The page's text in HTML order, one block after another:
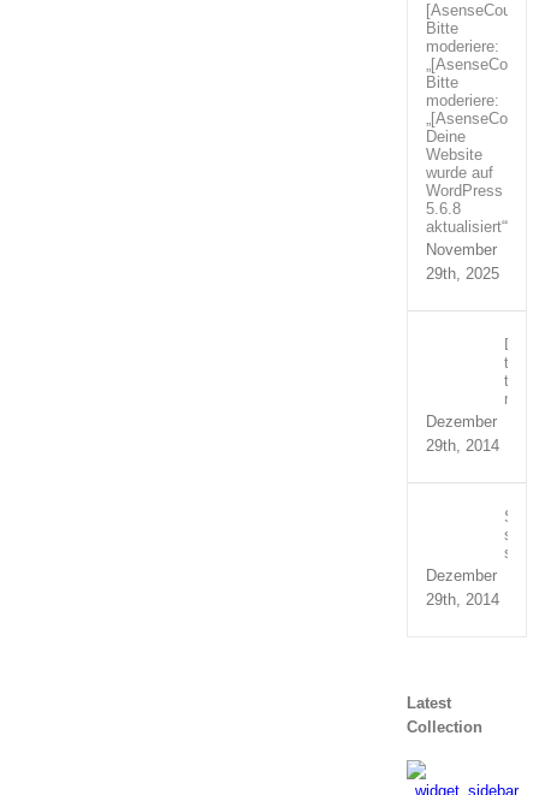
Bitte
moderiere:
Bitte
moderiere:
Deine
Website
wurde auf
WordPress
5.6.8
aktualisiert““
November
29th, 2025
Duis
Dezember
29th, 2014
sed
Dezember
29th, 2014
Latest
Collection